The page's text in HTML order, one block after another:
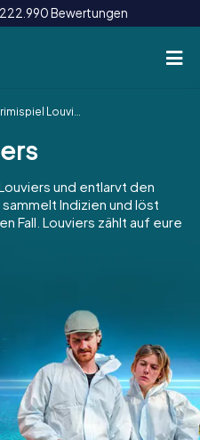
Bewertungen
IE
Louviers
und entlarvt den
Indizien und löst
Fall. Louviers zählt auf eure